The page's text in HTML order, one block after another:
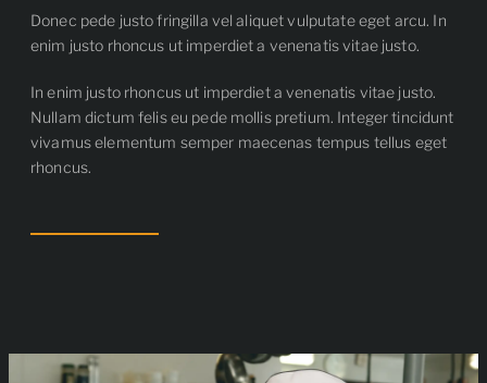
Donec pede justo fringilla vel aliquet vulputate eget arcu. In
enim justo rhoncus ut imperdiet a venenatis vitae justo.
In enim justo rhoncus ut imperdiet a venenatis vitae justo.
Nullam dictum felis eu pede mollis pretium. Integer tincidunt
vivamus elementum semper maecenas tempus tellus eget
rhoncus.